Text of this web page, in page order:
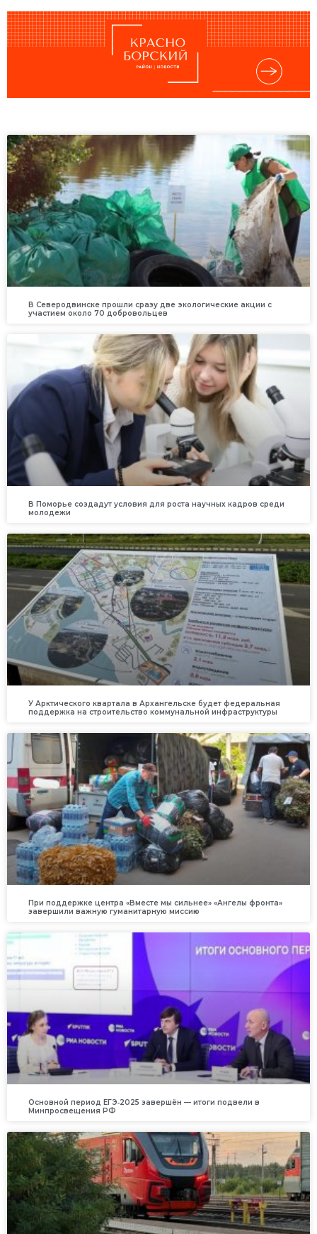
В Северодвинске прошли сразу две экологические акции с
участием около 70 добровольцев
В Поморье создадут условия для роста научных кадров среди
молодежи
У Арктического квартала в Архангельске будет федеральная
поддержка на строительство коммунальной инфраструктуры
При поддержке центра «Вместе мы сильнее» «Ангелы фронта»
завершили важную гуманитарную миссию
Основной период ЕГЭ‑2025 завершён — итоги подвели в
Минпросвещения РФ